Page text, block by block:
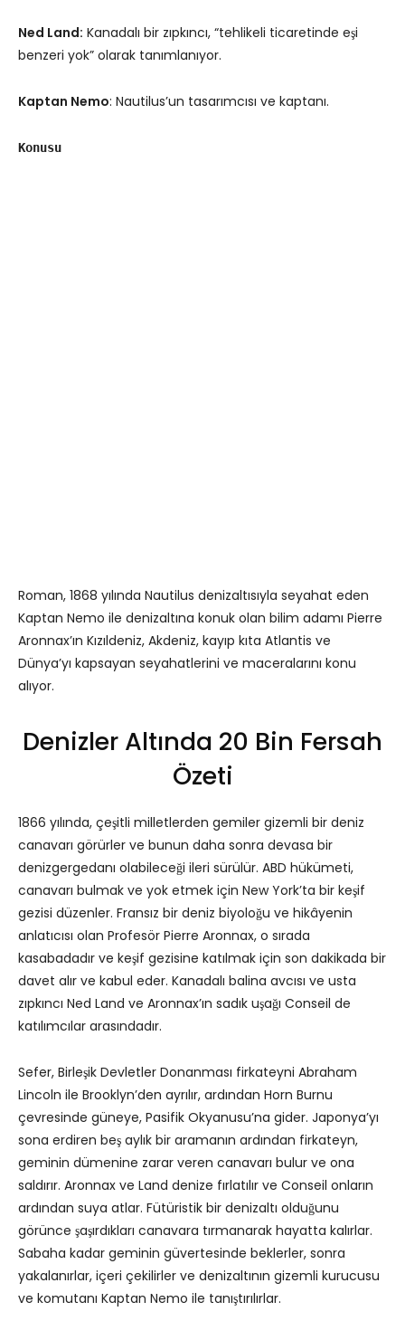
Ned Land: Kanadalı bir zıpkıncı, “tehlikeli ticaretinde eşi
benzeri yok” olarak tanımlanıyor.
Kaptan Nemo: Nautilus’un tasarımcısı ve kaptanı.
Konusu
Roman, 1868 yılında Nautilus denizaltısıyla seyahat eden
Kaptan Nemo ile denizaltına konuk olan bilim adamı Pierre
Aronnax’ın Kızıldeniz, Akdeniz, kayıp kıta Atlantis ve
Dünya’yı kapsayan seyahatlerini ve maceralarını konu
alıyor.
Denizler Altında 20 Bin Fersah
Özeti
1866 yılında, çeşitli milletlerden gemiler gizemli bir deniz
canavarı görürler ve bunun daha sonra devasa bir
denizgergedanı olabileceği ileri sürülür. ABD hükümeti,
canavarı bulmak ve yok etmek için New York’ta bir keşif
gezisi düzenler. Fransız bir deniz biyoloğu ve hikâyenin
anlatıcısı olan Profesör Pierre Aronnax, o sırada
kasabadadır ve keşif gezisine katılmak için son dakikada bir
davet alır ve kabul eder. Kanadalı balina avcısı ve usta
zıpkıncı Ned Land ve Aronnax’ın sadık uşağı Conseil de
katılımcılar arasındadır.
Sefer, Birleşik Devletler Donanması firkateyni Abraham
Lincoln ile Brooklyn’den ayrılır, ardından Horn Burnu
çevresinde güneye, Pasifik Okyanusu’na gider. Japonya’yı
sona erdiren beş aylık bir aramanın ardından firkateyn,
geminin dümenine zarar veren canavarı bulur ve ona
saldırır. Aronnax ve Land denize fırlatılır ve Conseil onların
ardından suya atlar. Fütüristik bir denizaltı olduğunu
görünce şaşırdıkları canavara tırmanarak hayatta kalırlar.
Sabaha kadar geminin güvertesinde beklerler, sonra
yakalanırlar, içeri çekilirler ve denizaltının gizemli kurucusu
ve komutanı Kaptan Nemo ile tanıştırılırlar.